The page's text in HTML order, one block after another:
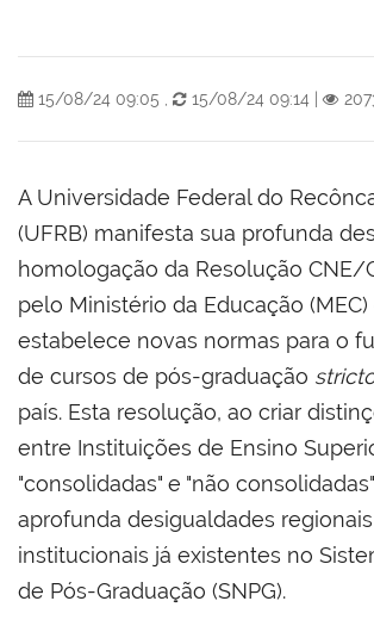
15/08/24 09:05 , 15/08/24 09:14
A Universidade Federal do
(UFRB) manifesta sua profunda
homologação da Resolução CNE/
pelo Ministério da Educação (MEC)
estabelece novas normas para o
de cursos de pós-graduação
país. Esta resolução, ao criar
entre Instituições de Ensino
"consolidadas" e "não
aprofunda desigualdades
institucionais já existentes no
de Pós-Graduação (SNPG).